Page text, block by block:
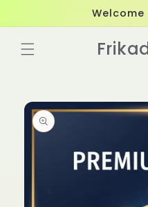
Skip to
product
information